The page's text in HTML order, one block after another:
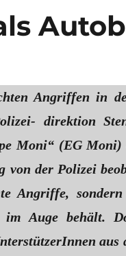
Angriffen in
direktion
Moni“ (EG Moni)
von der Polizei
Angriffe,
im Auge behält.
aus